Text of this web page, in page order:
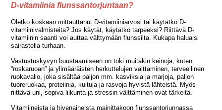
D-vitamiinia flunssantorjuntaan?
Oletko koskaan mittauttanut D-vitamiiniarvosi tai käytätkö D-
vitamiinivalmisteita? Jos käytät, käytätkö tarpeeksi? Riittävä D-
vitamiinin saanti voi auttaa välttymään flunssilta. Kukapa haluaisi
sairastella turhaan.
Vastustuskyvyn buustaamiseen on toki muitakin keinoja, kuten
“roskaruoan” ja ylimääräisten herkuttelujen välttäminen, terveellinen
ruokavalio, joka sisältää paljon mm. kasviksia ja marjoja, paljon
tuoreruokaa, proteiinia, kuituja ja rasvoja hyvistä lähteistä. Myös
riittävä uni, sopiva liikunta ja stressin välttäminen ovat tärkeitä.
Vitamiineista ja hivenaineista mainittakoon flunssantorjunnassa